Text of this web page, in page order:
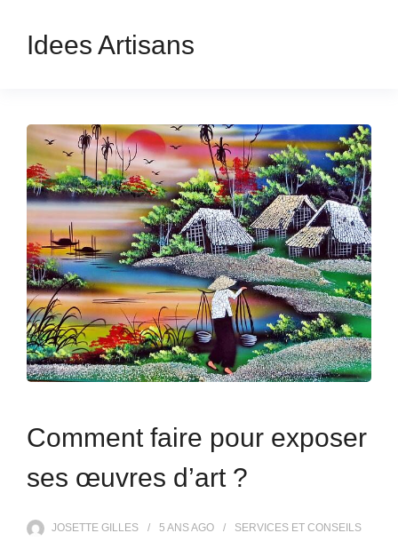
Idees Artisans
Comment faire pour exposer
ses œuvres d’art ?
JOSETTE GILLES 5 ANSAGO SERVICES ET CONSEILS